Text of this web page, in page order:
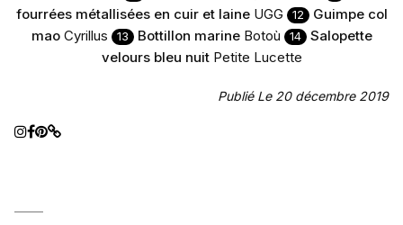
fourrées métallisées en cuir et laine UGG 12 Guimpe col
mao Cyrillus 13 Bottillon marine Botoù 14 Salopette
velours bleu nuit Petite Lucette
Publié Le 20 décembre 2019